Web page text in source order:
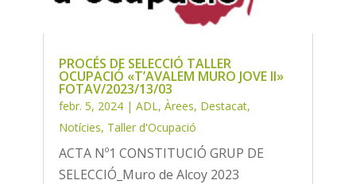
PROCÉS DE SELECCIÓ TALLER
OCUPACIÓ «T’AVALEM MURO JOVE II»
FOTAV/2023/13/03
febr. 5, 2024| ADL , Àrees, Destacat,
Notícies, Taller d'Ocupació
ACTA Nº1 CONSTITUCIÓ GRUP DE
SELECCIÓ_Muro de Alcoy 2023